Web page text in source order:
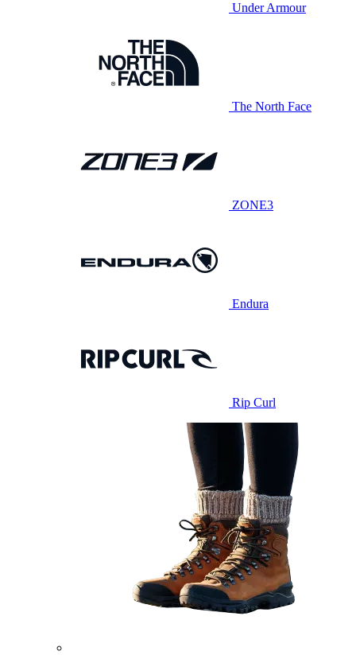
Under Armour
The North Face
ZONE3
Endura
Rip Curl